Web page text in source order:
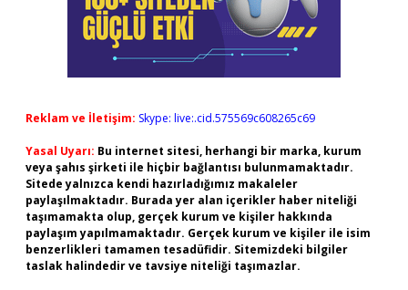
Reklam ve İletişim: Skype: live:.cid.575569c608265c69
Yasal Uyarı: Bu internet sitesi, herhangi bir marka, kurum
veya şahıs şirketi ile hiçbir bağlantısı bulunmamaktadır.
Sitede yalnızca kendi hazırladığımız makaleler
paylaşılmaktadır. Burada yer alan içerikler haber niteliği
taşımamakta olup, gerçek kurum ve kişiler hakkında
paylaşım yapılmamaktadır. Gerçek kurum ve kişiler ile isim
benzerlikleri tamamen tesadüfidir. Sitemizdeki bilgiler
taslak halindedir ve tavsiye niteliği taşımazlar.